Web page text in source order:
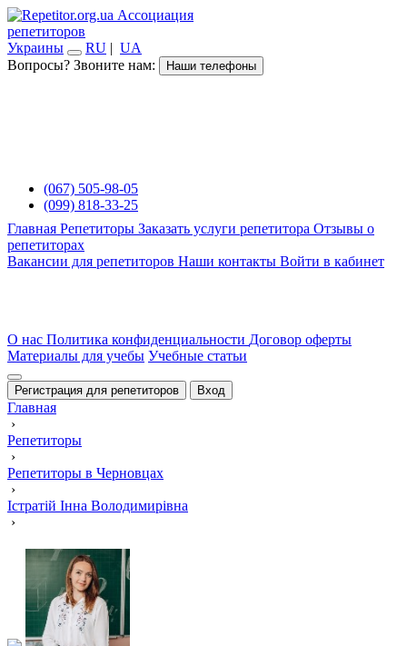
Ассоциация
репетиторов
Украины
RU | UA
Вопросы? Звоните нам:
Наши телефоны
(067) 505-98-05
(099) 818-33-25
Главная Репетиторы Заказать услуги репетитора Отзывы о
репетиторах
Вакансии для репетиторов Наши контакты Войти в кабинет
О нас Политика конфиденциальности Договор оферты
Материалы для учебы Учебные статьи
Регистрация для репетиторов Вход
Главная
›
Репетиторы
›
Репетиторы в Черновцах
›
Істратій Інна Володимирівна
›